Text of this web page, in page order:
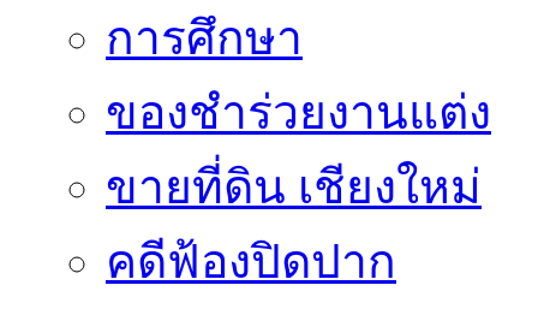
การศึกษา
ของชำร่วยงานแต่ง
ขายที่ดิน เชียงใหม่
คดีฟ้องปิดปาก